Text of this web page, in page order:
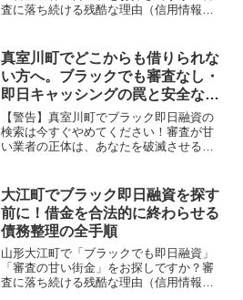
査に落ち続ける残酷な理由（信用情報と
底解説。多重債務の地獄から抜け出し、
合法的に借金を減額・免除する「債務整
理」の正しい知識と、今すぐ督促を止め
る無料相談窓口をご案内します。
真室川町でどこからも借りられな
い方へ。ブラックでも審査なし・
即日キャッシングの罠と安全な解
決策
【警告】真室川町でブラック即日融資の
検索は今すぐやめてください！審査が甘
い業者の正体は、あなたを破滅させる闇
真室川町で違法業者を避け、借金地獄か
ら抜け出した方々の実体験と確実な解決
策を完全公開。
大江町でブラック即日融資を探す
前に！借金を合法的に終わらせる
債務整理の全手順
山形大江町で「ブラックでも即日融資」
「審査の甘い街金」をお探しですか？審
査に落ち続ける残酷な理由（信用情報と